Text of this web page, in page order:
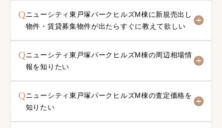
Qニューシティ東戸塚パークヒルズM棟に新規売出し
物件・賃貸募集物件が出たらすぐに教えて欲しい
Qニューシティ東戸塚パークヒルズM棟の周辺相場情
報を知りたい
Qニューシティ東戸塚パークヒルズM棟の査定価格を
知りたい